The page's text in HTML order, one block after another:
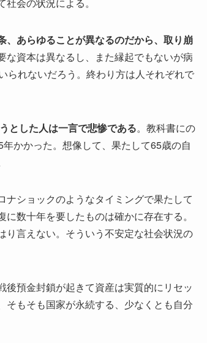
会の状況による。
あらゆることが異なるのだから、取り崩
な資本は異なるし、また縁起でもないが病
られないだろう。終わり方は人それぞれで
とした人は一言で悲惨である。教科書にの
かかった。想像して、果たして65歳の自
ショックのようなタイミングで果たして
数十年を要したものは確かに存在する。
り言えない。そういう不安定な社会状況の
預金封鎖が起きて資産は実質的にリセッ
そもそも国家が永続する、少なくとも自分